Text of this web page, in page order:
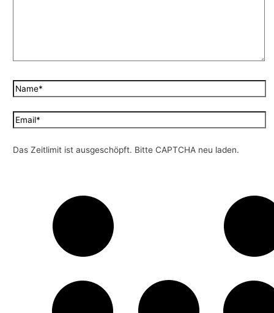
Das Zeitlimit ist ausgeschöpft. Bitte CAPTCHA neu laden.